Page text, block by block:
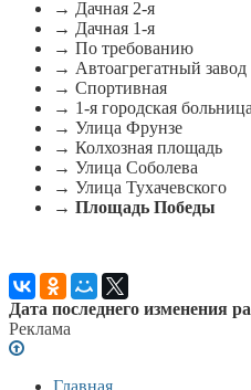
→ Дачная 2-я
→ Дачная 1-я
→ По требованию
→ Автоагрегатный завод
→ Спортивная
→ 1-я городская больница
→ Улица Фрунзе
→ Колхозная площадь
→ Улица Соболева
→ Улица Тухачевского
→ Площадь Победы
Дата последнего изменения
Реклама
Главная